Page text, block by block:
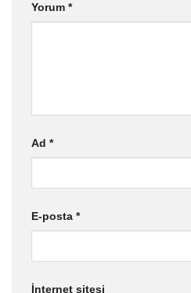
Yorum *
Ad *
E-posta *
İnternet sitesi